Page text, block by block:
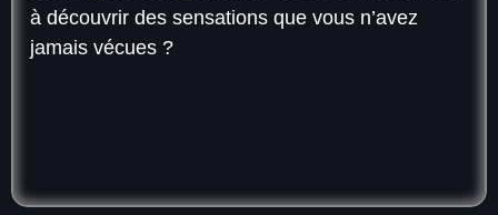
à découvrir des sensations que vous n’avez
jamais vécues ?